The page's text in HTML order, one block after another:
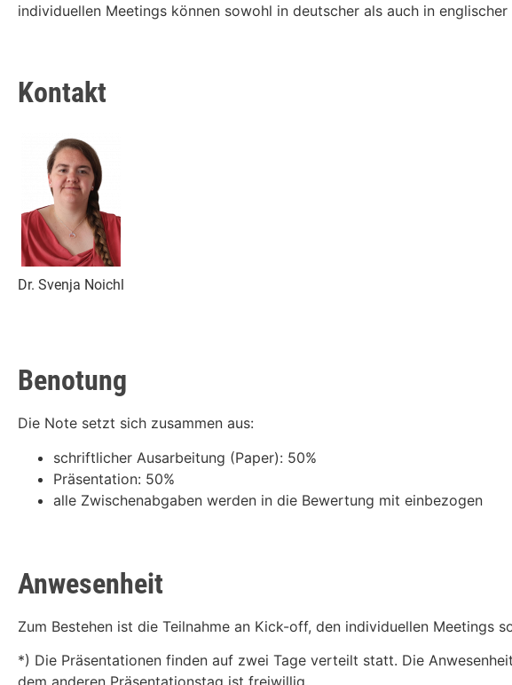
individuellen Meetings können sowohl in deutscher als auch in
Kontakt
Dr. Svenja Noichl
Benotung
Die Note setzt sich zusammen aus:
schriftlicher Ausarbeitung (Paper): 50%
Präsentation: 50%
alle Zwischenabgaben werden in die Bewertung mit einbezogen
Anwesenheit
Zum Bestehen ist die Teilnahme an Kick-off, den individuellen Meetings
*) Die Präsentationen finden auf zwei Tage verteilt statt. Die
dem anderen Präsentationstag ist freiwillig.